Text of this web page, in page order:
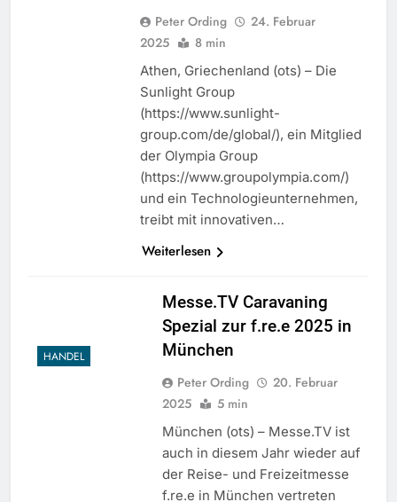
Peter Ording
24. Februar
2025
8 min
Athen, Griechenland (ots) – Die
Sunlight Group
(https://www.sunlight-
group.com/de/global/), ein Mitglied
der Olympia Group
(https://www.groupolympia.com/)
und ein Technologieunternehmen,
treibt mit innovativen…
Weiterlesen
HANDEL
Messe.TV Caravaning
Spezial zur f.re.e 2025 in
München
Peter Ording
20. Februar
2025
5 min
München (ots) – Messe.TV ist
auch in diesem Jahr wieder auf
der Reise- und Freizeitmesse
f.re.e in München vertreten